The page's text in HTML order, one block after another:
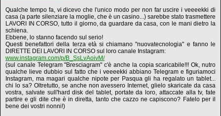
Qualche tempo fa, vi dicevo che l'unico modo per non far uscire i veeeekki di
casa (a parte silenziare la moglie, che è un casino...) sarebbe stato trasmettere
LAVORI IN CORSO, tutto il giorno, da guardare da casa, con le mani dietro la
schiena.
Ebbene, lo stanno facendo sul serio!
Questi benefattori della terza età si chiamano "nuovatecnologia" e fanno le
DIRETTE DEI LAVORI IN CORSO sul loro canale Instagram:
www.instagram.com/p/B_SsLvAoivM/
(sul canale Telegram "Bresciagram" c'è anche la copia scaricabile!!! Ok, nutro
qualche lieve dubbio sul fatto che i veeeekki abbiano Telegram e figuriamoci
Instagram, ma magari qualche nipote per Pasqua gli ha regalato un tablet...
chi lo sa? Oltretutto, se anche non avessero Internet, glielo skaricate da casa
vostra, salvate sull'hard disk del tablet, portate da loro, attaccate alla tv, fate
partire e gli dite che è in diretta, tanto che cazzo ne capiscono? Fatelo per il
bene dei vostri nonni!)